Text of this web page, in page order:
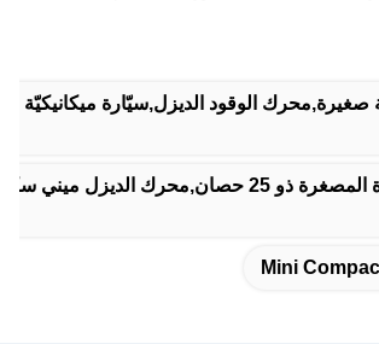
صغيرة,محرك الوقود الديزل,سيّارة ميكانيكيّة
الديزل ميني سكيد ستير لوادر
Mini